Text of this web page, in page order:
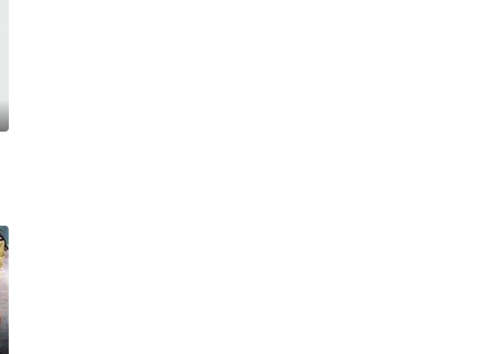
勢、追求不屬於自己的愛，非份之想
她唯一的閨蜜的姦情，慘遭兩人狠下毒手。坎坷的她竟然「死而復生」，